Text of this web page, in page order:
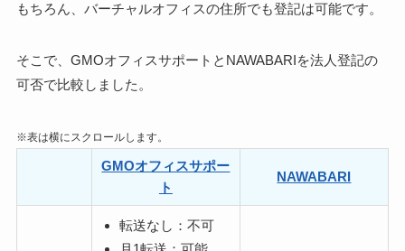
もちろん、バーチャルオフィスの住所でも登記は可能です。
そこで、GMOオフィスサポートとNAWABARIを法人登記の
可否で比較 しました。
※表は横にスクロールします。
GMOオフィスサポー
ト
NAWABARI
転送なし：不可